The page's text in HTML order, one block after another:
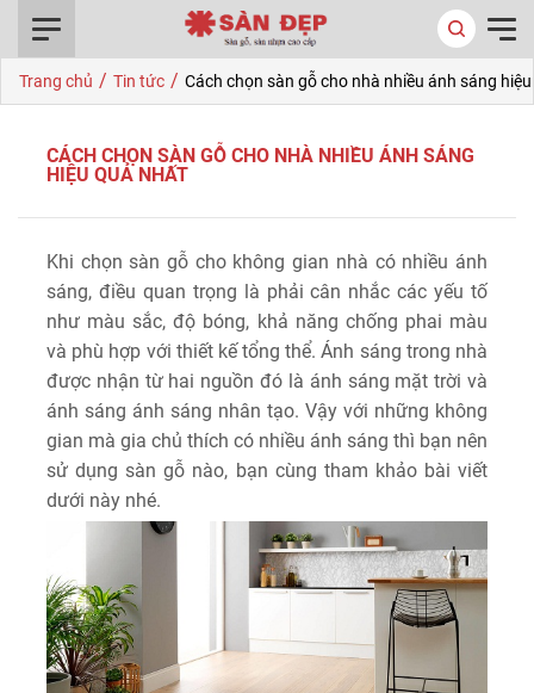
Trang chủ / Tin tức / Cách chọn sàn gỗ cho nhà nhiều ánh sáng
CÁCH CHỌN SÀN GỖ CHO NHÀ NHIỀU ÁNH SÁNG
HIỆU QUẢ NHẤT
Khi chọn sàn gỗ cho không gian nhà có nhiều ánh
sáng, điều quan trọng là phải cân nhắc các yếu tố
như màu sắc, độ bóng, khả năng chống phai màu
và phù hợp với thiết kế tổng thể. Ánh sáng trong nhà
được nhận từ hai nguồn đó là ánh sáng mặt trời và
ánh sáng ánh sáng nhân tạo. Vậy với những không
gian mà gia chủ thích có nhiều ánh sáng thì bạn nên
sử dụng sàn gỗ nào, bạn cùng tham khảo bài viết
dưới này nhé.